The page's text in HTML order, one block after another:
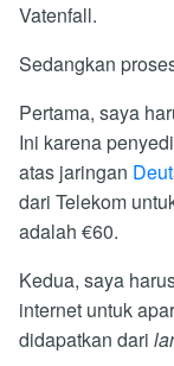
Vatenfall.
Sedangkan
Pertama, saya
Ini karena
atas jaringan
dari Telekom
adalah €60.
Kedua, saya
internet untuk
didapatkan dari